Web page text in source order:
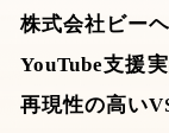
株式会社ビー
YouTube支援
再現性の高い